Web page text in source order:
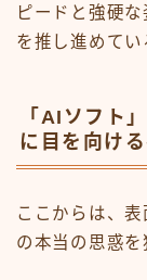
ピードと強硬
を推し進めてい
「AIソフト
に目を向け
ここからは、
の本当の思惑を